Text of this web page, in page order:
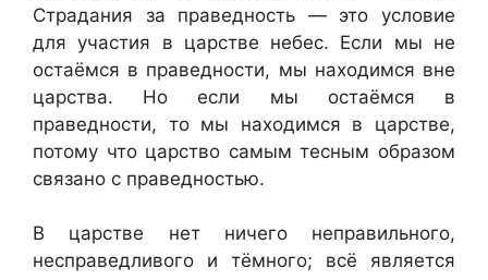
Страдания за праведность — это условие
для участия в царстве небес. Если мы не
остаёмся в праведности, мы находимся вне
царства. Но если мы остаёмся в
праведности, то мы находимся в царстве,
потому что царство самым тесным образом
связано с праведностью.
В царстве нет ничего неправильного,
несправедливого и тёмного; всё является